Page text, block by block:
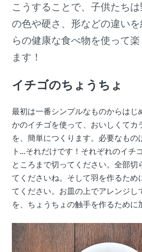
こうすることで、子供たち
の色や硬さ、形などの違い
らの健康な食べ物を使って
ます！
イチゴのちょうちょ
最初は一番シンプルなものからはじ
かのイチゴを使って、おいしくてカ
を、簡単につくります。必要なもの
ト...それだけです！それぞれのイチ
ところまで切ってください。全部切
てくださいね。そして羽を作るため
てください。お皿の上でアレンジし
を、ちょうちょの触手を作るために